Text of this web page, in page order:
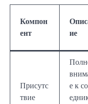
Компон
ент
ие
Присутс
твие
е к